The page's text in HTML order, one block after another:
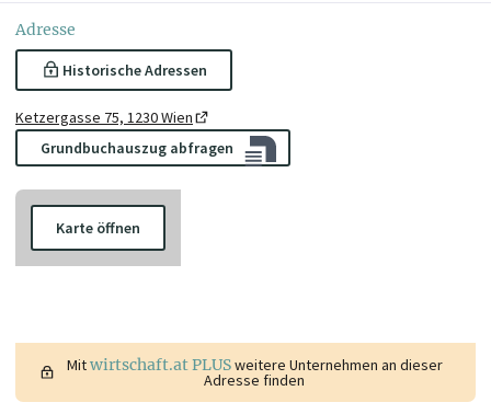
Adresse
Historische Adressen
Ketzergasse 75, 1230 Wien
Grundbuchauszug abfragen
Karte öffnen
Mitwirtschaft.at PLUSweitere Unternehmen an dieser
Adresse finden